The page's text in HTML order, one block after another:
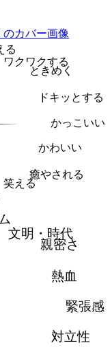
る
ワクワクする
ときめく
ドキッとする
かっこいい
かわいい
癒やされる
笑える
文明・時代
親密さ
熱血
緊張感
対立性